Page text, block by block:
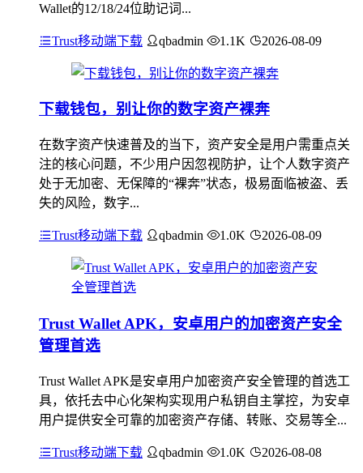
Wallet的12/18/24位助记词...
Trust移动端下载 qbadmin 1.1K 2026-08-09
下载钱包，别让你的数字资产裸奔
在数字资产快速普及的当下，资产安全是用户需重点关
注的核心问题，不少用户因忽视防护，让个人数字资产
处于无加密、无保障的“裸奔”状态，极易面临被盗、丢
失的风险，数字...
Trust移动端下载 qbadmin 1.0K 2026-08-09
Trust Wallet APK，安卓用户的加密资产安全
管理首选
Trust Wallet APK是安卓用户加密资产安全管理的首选工
具，依托去中心化架构实现用户私钥自主掌控，为安卓
用户提供安全可靠的加密资产存储、转账、交易等全...
Trust移动端下载 qbadmin 1.0K 2026-08-08